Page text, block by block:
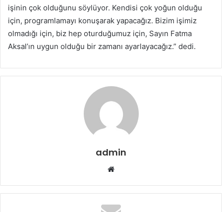
işinin çok olduğunu söylüyor. Kendisi çok yoğun olduğu
için, programlamayı konuşarak yapacağız. Bizim işimiz
olmadığı için, biz hep oturduğumuz için, Sayın Fatma
Aksal’ın uygun olduğu bir zamanı ayarlayacağız.” dedi.
admin
Web